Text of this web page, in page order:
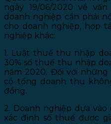
ngày 19/06/2020 về
doanh nghiệp cần phải
cho doanh nghiệp, hợp
nghiệp khác:
1. Luật thuế thu nhập
30% số thuế thu nhập
năm 2020. Đối với
có tổng doanh thu
đồng.
2. Doanh nghiệp dựa
xác định số thuế được